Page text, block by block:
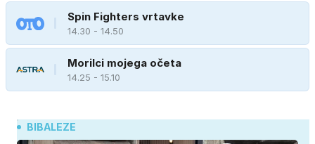
Spin Fighters vrtavke
14.30 - 14.50
Morilci mojega očeta
14.25 - 15.10
BIBALEZE